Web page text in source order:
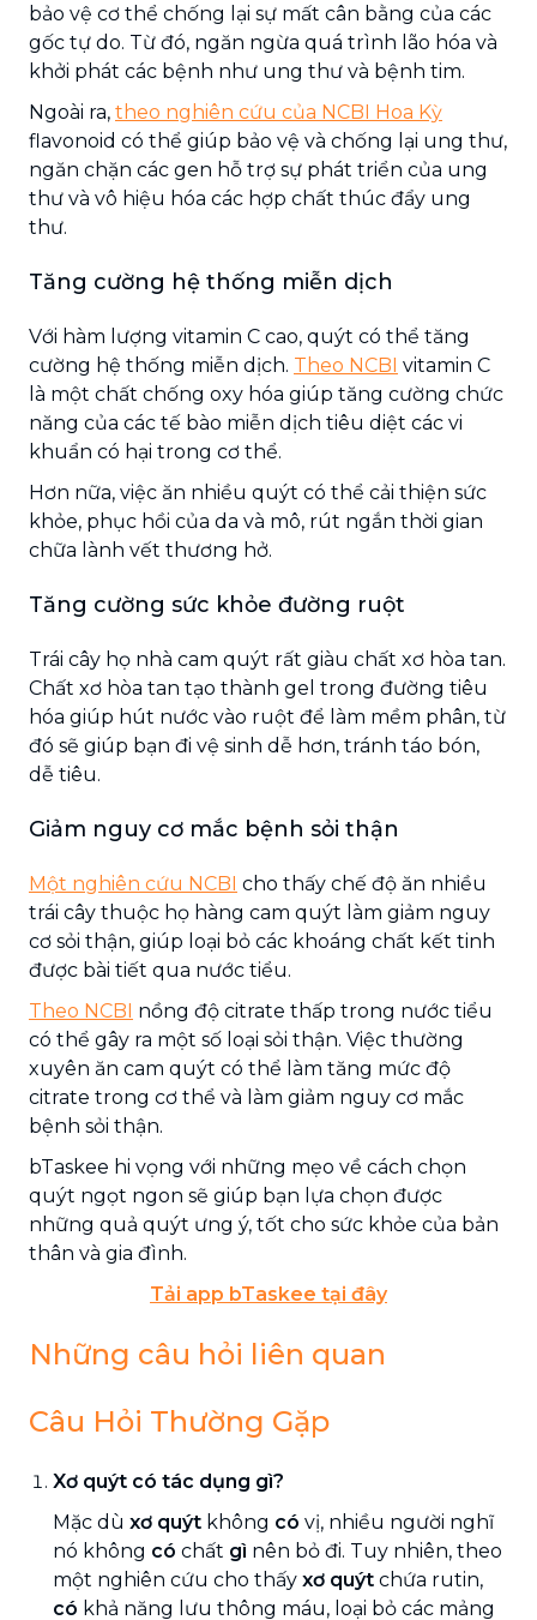
bảo vệ cơ thể chống lại sự mất cân bằng của các
gốc tự do. Từ đó, ngăn ngừa quá trình lão hóa và
khởi phát các bệnh như ung thư và bệnh tim.
Ngoài ra, theo nghiên cứu của NCBI Hoa Kỳ
flavonoid có thể giúp bảo vệ và chống lại ung thư,
ngăn chặn các gen hỗ trợ sự phát triển của ung
thư và vô hiệu hóa các hợp chất thúc đẩy ung
thư.
Tăng cường hệ thống miễn dịch
Với hàm lượng vitamin C cao, quýt có thể tăng
cường hệ thống miễn dịch. Theo NCBI vitamin C
là một chất chống oxy hóa giúp tăng cường chức
năng của các tế bào miễn dịch tiêu diệt các vi
khuẩn có hại trong cơ thể.
Hơn nữa, việc ăn nhiều quýt có thể cải thiện sức
khỏe, phục hồi của da và mô, rút ngắn thời gian
chữa lành vết thương hở.
Tăng cường sức khỏe đường ruột
Trái cây họ nhà cam quýt rất giàu chất xơ hòa tan.
Chất xơ hòa tan tạo thành gel trong đường tiêu
hóa giúp hút nước vào ruột để làm mềm phân, từ
đó sẽ giúp bạn đi vệ sinh dễ hơn, tránh táo bón,
dễ tiêu.
Giảm nguy cơ mắc bệnh sỏi thận
Một nghiên cứu NCBI cho thấy chế độ ăn nhiều
trái cây thuộc họ hàng cam quýt làm giảm nguy
cơ sỏi thận, giúp loại bỏ các khoáng chất kết tinh
được bài tiết qua nước tiểu.
Theo NCBI nồng độ citrate thấp trong nước tiểu
có thể gây ra một số loại sỏi thận. Việc thường
xuyên ăn cam quýt có thể làm tăng mức độ
citrate trong cơ thể và làm giảm nguy cơ mắc
bệnh sỏi thận.
bTaskee hi vọng với những mẹo về cách chọn
quýt ngọt ngon sẽ giúp bạn lựa chọn được
những quả quýt ưng ý, tốt cho sức khỏe của bản
thân và gia đình.
Tải app bTaskee tại đây
Những câu hỏi liên quan
Câu Hỏi Thường Gặp
Xơ quýt có tác dụng gì?
Mặc dù xơ quýt không có vị, nhiều người nghĩ
nó không có chất gì nên bỏ đi. Tuy nhiên, theo
một nghiên cứu cho thấy xơ quýt chứa rutin,
có khả năng lưu thông máu, loại bỏ các mảng